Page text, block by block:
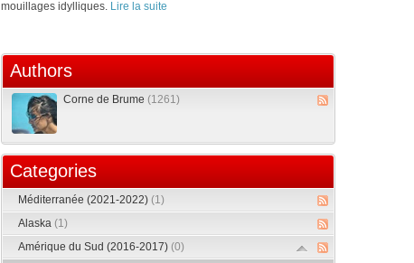
mouillages idylliques. Lire la suite
Authors
Corne de Brume (1261)
Categories
Méditerranée (2021-2022) (1)
Alaska (1)
Amérique du Sud (2016-2017) (0)